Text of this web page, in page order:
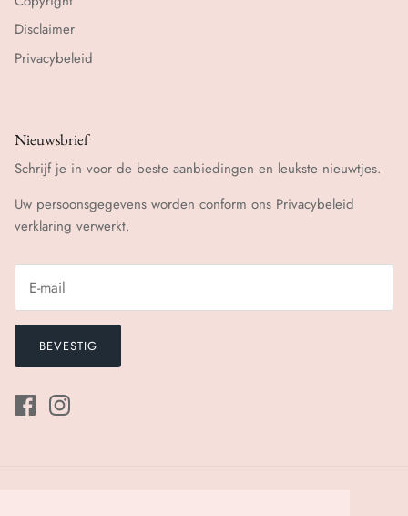
Disclaimer
Privacybeleid
Nieuwsbrief
Schrijf je in voor de beste aanbiedingen en leukste nieuwtjes.
Uw persoonsgegevens worden conform ons Privacybeleid
verklaring verwerkt.
BEVESTIG